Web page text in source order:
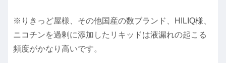
※りきっど屋様、その他国産の数ブランド、HILIQ様、
ニコチンを過剰に添加したリキッドは液漏れの起こる
頻度がかなり高いです。